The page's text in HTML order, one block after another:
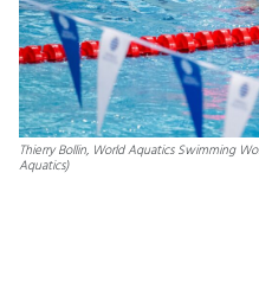
Thierry Bollin, World Aquatics Swimming
Aquatics)